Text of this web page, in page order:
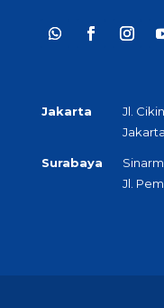
Jakarta
Jl.
Surabaya
Jl.